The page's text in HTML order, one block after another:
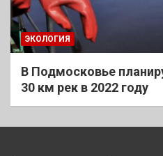
ЭКОЛОГИЯ
В Подмосковье
30 км рек в 2022 году